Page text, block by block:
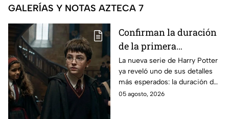
GALERÍAS Y NOTAS AZTECA 7
Confirman la duración
de la primera
temporada de Harry
Potter y emocionará a
los fans de los libros
La nueva serie de Harry Potter
ya reveló uno de sus detalles
más esperados: la duración de
la primera temporada basada
05 agosto, 2026